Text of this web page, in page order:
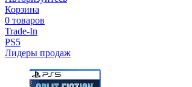
Корзина
0 товаров
Trade-In
PS5
Лидеры продаж